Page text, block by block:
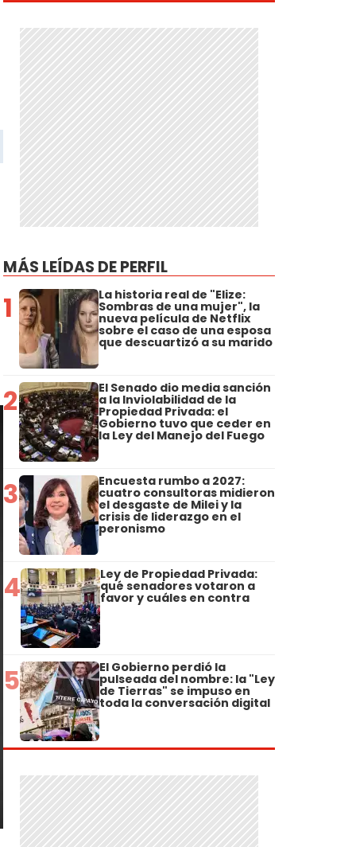
MÁS LEÍDAS DE PERFIL
1 La historia real de "Elize:
Sombras de una mujer", la
nueva película de Netflix
sobre el caso de una esposa
que descuartizó a su marido
2 El Senado dio media sanción
a la Inviolabilidad de la
Propiedad Privada: el
Gobierno tuvo que ceder en
la Ley del Manejo del Fuego
3 Encuesta rumbo a 2027:
cuatro consultoras midieron
el desgaste de Milei y la
crisis de liderazgo en el
peronismo
4 Ley de Propiedad Privada:
qué senadores votaron a
favor y cuáles en contra
5 El Gobierno perdió la
pulseada del nombre: la "Ley
de Tierras" se impuso en
toda la conversación digital